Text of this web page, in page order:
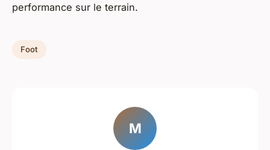
performance sur le terrain.
Foot
M